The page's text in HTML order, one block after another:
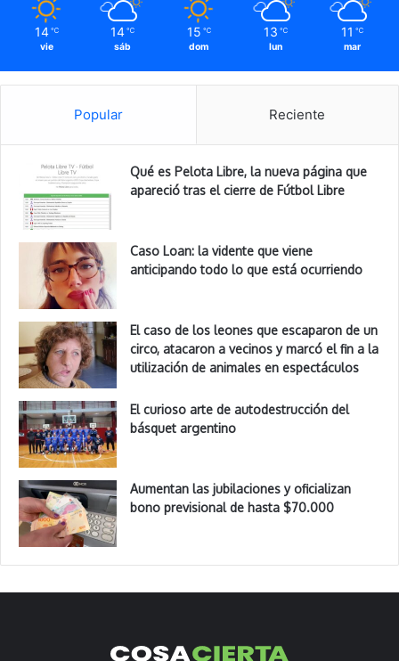
14 ℃
vie
14 ℃
sáb
15 ℃
dom
13 ℃
lun
11 ℃
mar
Popular Reciente
Qué es Pelota Libre, la nueva página que
apareció tras el cierre de Fútbol Libre
Caso Loan: la vidente que viene
anticipando todo lo que está ocurriendo
El caso de los leones que escaparon de un
circo, atacaron a vecinos y marcó el fin a la
utilización de animales en espectáculos
El curioso arte de autodestrucción del
básquet argentino
Aumentan las jubilaciones y oficializan
bono previsional de hasta $70.000